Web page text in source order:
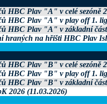
HBC Plav "A" v celé sezóně
HBC Plav "A" v play off 1.
HBC Plav "A" v základní
hraných na hřišti HBC Plav
HBC Plav "B" v celé sezóně
HBC Plav "B" v play off 1.
HBC Plav "B" v základní
2026 (11.03.2026)